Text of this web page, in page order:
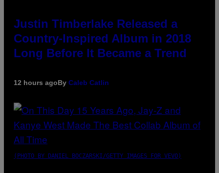
Justin Timberlake Released a
Country-Inspired Album in 2018
Long Before It Became a Trend
12 hours agoBy Caleb Catlin
(PHOTO BY DANIEL BOCZARSKI/GETTY IMAGES FOR VEVO)